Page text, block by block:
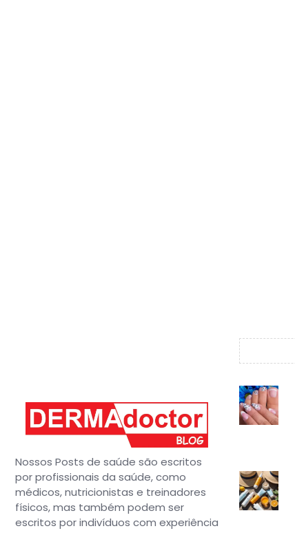
Nossos Posts de saúde são escritos
por profissionais da saúde, como
médicos, nutricionistas e treinadores
físicos, mas também podem ser
escritos por indivíduos com experiência